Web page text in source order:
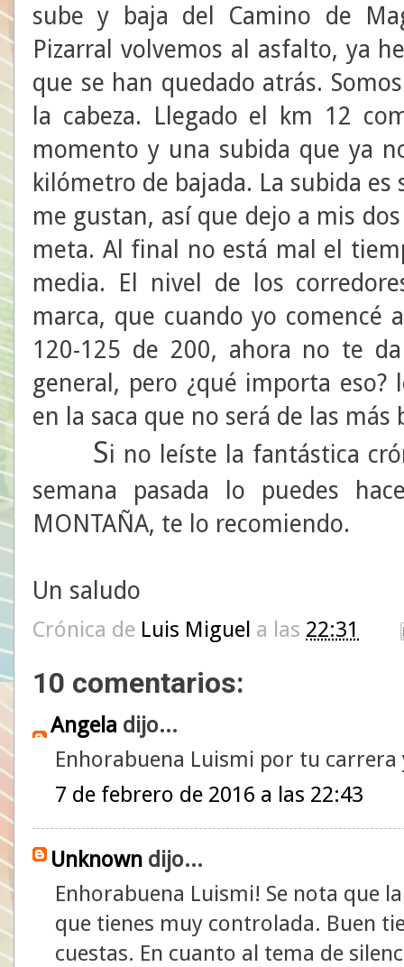
sube y baja del Camino de
Pizarral volvemos al asfalto, ya
que se han quedado atrás.
la cabeza. Llegado el km 12
momento y una subida que ya
kilómetro de bajada. La subida
me gustan, así que dejo a mis
meta. Al final no está mal el
media. El nivel de los
marca, que cuando yo comencé
120-125 de 200, ahora no te
general, pero ¿qué importa
en la saca que no será de las
Si no leíste la fantástica
semana pasada lo puedes
MONTAÑA, te lo recomiendo.
Un saludo
Crónica de Luis Miguel a las 22:31
10 comentarios:
Angela dijo...
Enhorabuena Luismi por tu
7 de febrero de 2016 a las 22:43
Unknown dijo...
Enhorabuena Luismi! Se nota que
que tienes muy controlada. Buen
cuestas. En cuanto al tema de